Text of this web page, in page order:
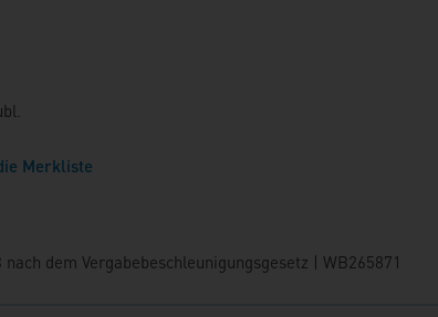
Merkliste
dem Vergabebeschleunigungsgesetz | WB265871